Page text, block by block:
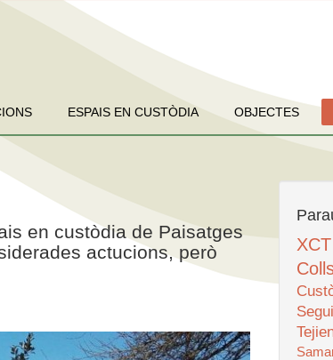
ESPAIS EN CUSTÒDIA OBJECTES
en custòdia de Paisatges
actucions, però
XCT